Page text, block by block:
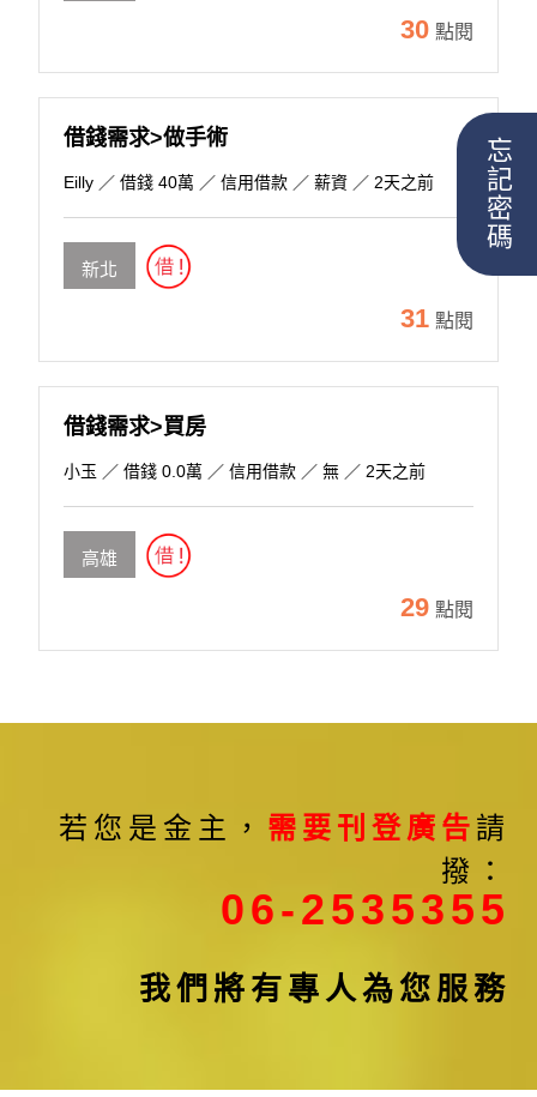
30 點閱
借錢需求>做手術
Eilly ／ 借錢 40萬 ／ 信用借款 ／ 薪資 ／ 2天之前
新北
31 點閱
借錢需求>買房
小玉 ／ 借錢 0.0萬 ／ 信用借款 ／ 無 ／ 2天之前
高雄
29 點閱
若您是金主， 需要刊登廣告 請
撥：
06-2535355
我們將有專人為您服務
忘記密碼